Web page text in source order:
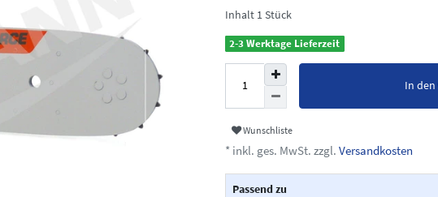
Inhalt 1Stück
2-3 Werktage Lieferzeit
In
Wunschliste
* inkl. ges. MwSt. zzgl. Versandkosten
Passend zu